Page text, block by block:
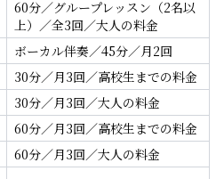
60分／グループレッスン（2名以
上）／全3回／大人の料金
ボーカル伴奏／45分／月2回
30分／月3回／高校生までの料金
30分／月3回／大人の料金
60分／月3回／高校生までの料金
60分／月3回／大人の料金